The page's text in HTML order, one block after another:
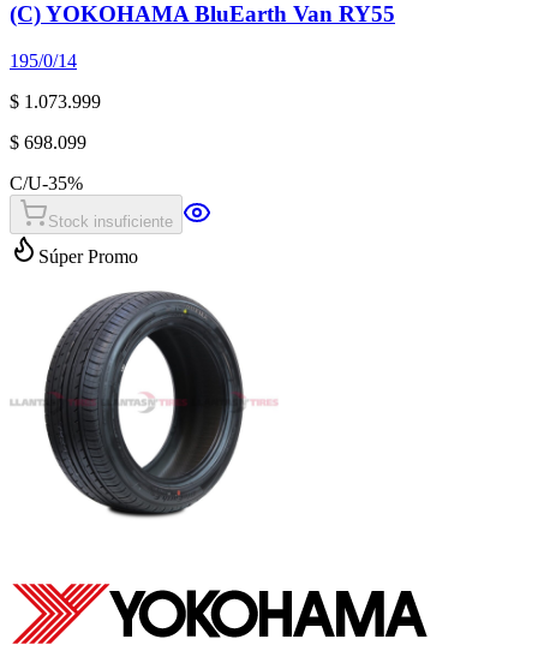
(C) YOKOHAMA BluEarth Van RY55
195/0/14
$ 1.073.999
$ 698.099
C/U-35%
Stock insuficiente
Súper Promo